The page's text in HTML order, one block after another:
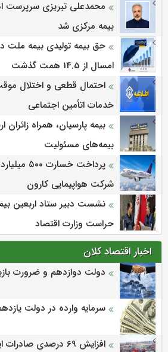
محمدعلی تبریزی سرپرست
بیمه مركزی شد
حق بیمه تولیدی بیمه ملت
امسال از 14.5 همت گذشت
احتمال قطعی و اختلال
خدمات اتأمین اجتماعی
بیمه پارسیان، همراه
بیمه‌های مسئولیت
پرداخت
شرکت هواپیمایی کارون
نشست دبیر ستاد اربعین
حراست وزارت اقتصاد
اخبار اقتصاد کلان
دولت دوازدهم و ضرورت
سرمایه وارده در دولت یازدهم ۱۱.۲ میلیارد دلار
افزایش 69 درصدی صادرات ایران به نیجریه